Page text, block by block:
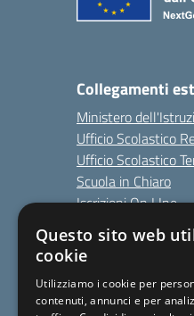
Collegamenti
Ministero
Ufficio Scolastico
Ufficio Scolastico
Scuola in Chiaro
Iscrizioni On LIne
Invalsi
Comune
Questo sito web
cookie
Utilizziamo i cookie per
contenuti, annunci e per